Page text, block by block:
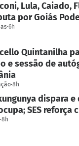
Lula, Caiado,
por Goiás
·6h
Quintanilha
e sessão de
·8h
dispara e
SES reforça
·8h